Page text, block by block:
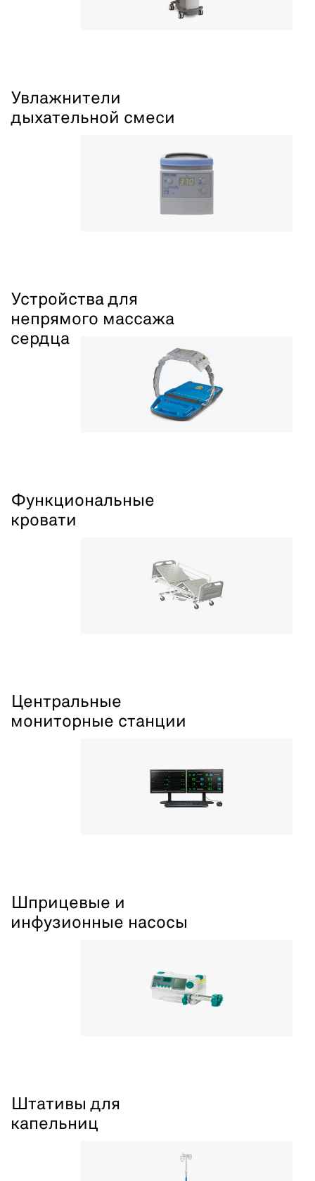
Увлажнители
дыхательной смеси
Устройства для
непрямого массажа
сердца
Функциональные
кровати
Центральные
мониторные станции
Шприцевые и
инфузионные насосы
Штативы для
капельниц